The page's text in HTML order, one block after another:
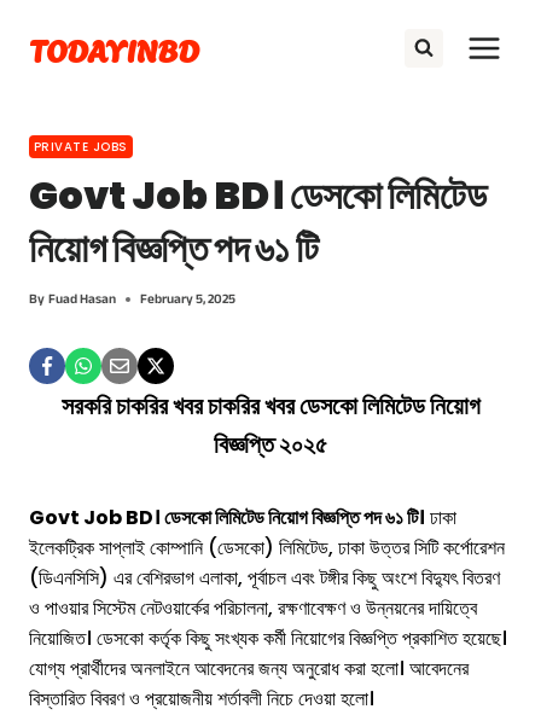
content
TODAYINBD
PRIVATE JOBS
Govt Job BD। ডেসকো লিমিটেড
নিয়োগ বিজ্ঞপ্তি পদ ৬১ টি
ByFuad Hasan February 5, 2025
সরকরি চাকরির খবর চাকরির খবর ডেসকো লিমিটেড নিয়োগ
বিজ্ঞপ্তি ২০২৫
Govt Job BD। ডেসকো লিমিটেড নিয়োগ বিজ্ঞপ্তি পদ ৬১ টি। ঢাকা
ইলেকট্রিক সাপ্লাই কোম্পানি (ডেসকো) লিমিটেড, ঢাকা উত্তর সিটি কর্পোরেশন
(ডিএনসিসি) এর বেশিরভাগ এলাকা, পূর্বাচল এবং টঙ্গীর কিছু অংশে বিদ্যুৎ বিতরণ
ও পাওয়ার সিস্টেম নেটওয়ার্কের পরিচালনা, রক্ষণাবেক্ষণ ও উন্নয়নের দায়িত্বে
নিয়োজিত। ডেসকো কর্তৃক কিছু সংখ্যক কর্মী নিয়োগের বিজ্ঞপ্তি প্রকাশিত হয়েছে।
যোগ্য প্রার্থীদের অনলাইনে আবেদনের জন্য অনুরোধ করা হলো। আবেদনের
বিস্তারিত বিবরণ ও প্রয়োজনীয় শর্তাবলী নিচে দেওয়া হলো।